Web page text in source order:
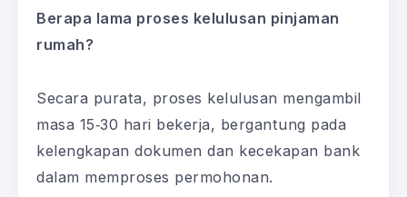
Berapa lama proses kelulusan pinjaman
rumah?
Secara purata, proses kelulusan mengambil
masa 15‑30 hari bekerja, bergantung pada
kelengkapan dokumen dan kecekapan bank
dalam memproses permohonan.